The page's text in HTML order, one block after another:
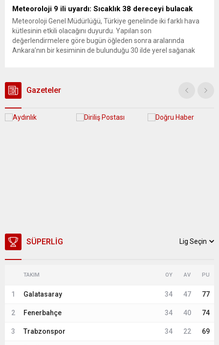
Meteoroloji 9 ili uyardı: Sıcaklık 38 dereceyi bulacak
Meteoroloji Genel Müdürlüğü, Türkiye genelinde iki farklı hava
kütlesinin etkili olacağını duyurdu. Yapılan son
değerlendirmelere göre bugün öğleden sonra aralarında
Ankara’nın bir kesiminin de bulunduğu 30 ilde yerel sağanak
Gazeteler
SÜPERLIG Lig Seçin
TAKIM OY AV PU
1 Galatasaray 34 47 77
2 Fenerbahçe 34 40 74
3 Trabzonspor 34 22 69